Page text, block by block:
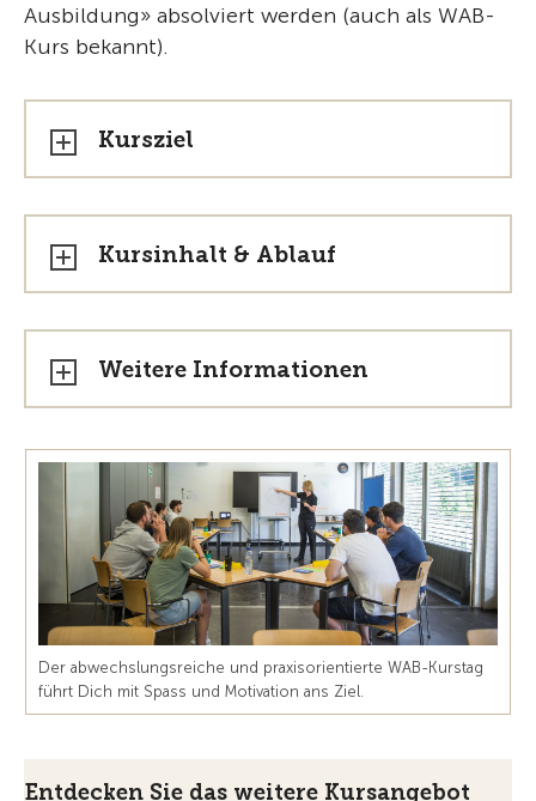
Ausbildung» absolviert werden (auch als WAB-
Kurs bekannt).
Kursziel
Kursinhalt & Ablauf
Weitere Informationen
Der abwechslungsreiche und praxisorientierte WAB-Kurstag
führt Dich mit Spass und Motivation ans Ziel.
Entdecken Sie das weitere Kursangebot